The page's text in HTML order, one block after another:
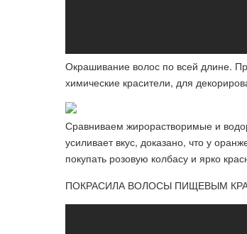
Окрашивание волос по всей длине.
химические красители, для
Сравниваем жирорастворимые и
усиливает вкус, доказано, что у
покупать розовую колбасу и ярко
ПОКРАСИЛА ВОЛОСЫ ПИЩЕВЫМ